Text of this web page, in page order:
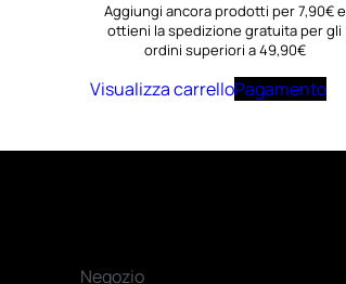
Aggiungi ancora prodotti per 7,90€ e
ottieni la spedizione gratuita per gli
ordini superiori a 49,90€
Visualizza carrelloPagamento
Negozio